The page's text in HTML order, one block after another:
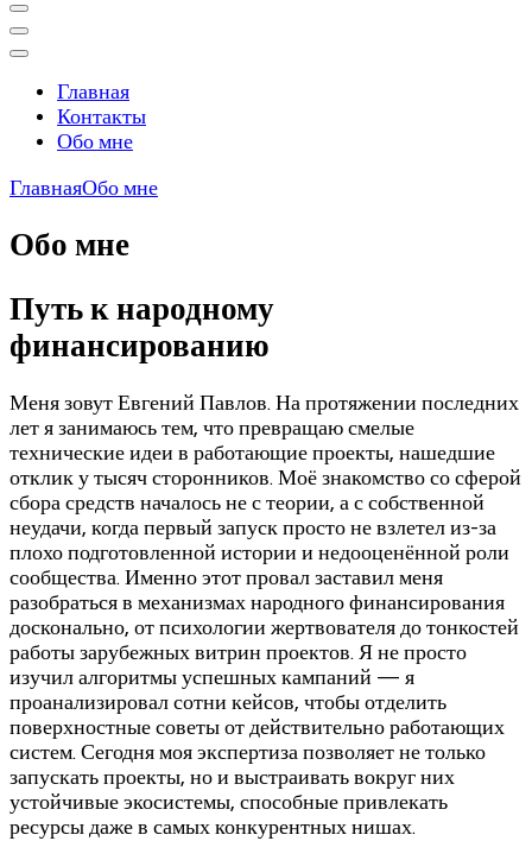
Главная
Контакты
Обо мне
ГлавнаяОбо мне
Обо мне
Путь к народному
финансированию
Меня зовут Евгений Павлов. На протяжении последних
лет я занимаюсь тем, что превращаю смелые
технические идеи в работающие проекты, нашедшие
отклик у тысяч сторонников. Моё знакомство со сферой
сбора средств началось не с теории, а с собственной
неудачи, когда первый запуск просто не взлетел из-за
плохо подготовленной истории и недооценённой роли
сообщества. Именно этот провал заставил меня
разобраться в механизмах народного финансирования
досконально, от психологии жертвователя до тонкостей
работы зарубежных витрин проектов. Я не просто
изучил алгоритмы успешных кампаний — я
проанализировал сотни кейсов, чтобы отделить
поверхностные советы от действительно работающих
систем. Сегодня моя экспертиза позволяет не только
запускать проекты, но и выстраивать вокруг них
устойчивые экосистемы, способные привлекать
ресурсы даже в самых конкурентных нишах.